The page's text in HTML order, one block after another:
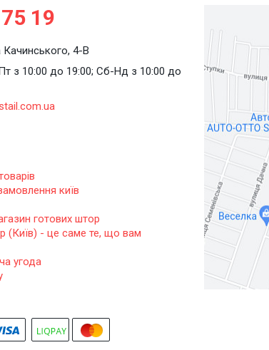
19
Качинського, 4-В
з 10:00 до 19:00; Сб-Нд з 10:00 до
київ
готових штор
(Київ) - це саме те, що вам
угода